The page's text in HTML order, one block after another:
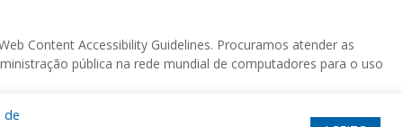
de
Content Accessibility Guidelines. Procuramos atender as
pública na rede mundial de computadores para o uso
operacional destinado deficientes visuais.